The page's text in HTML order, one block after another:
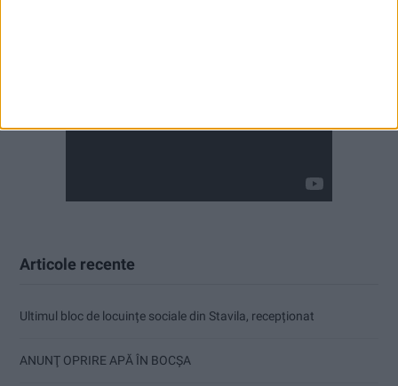
Articole recente
Ultimul bloc de locuințe sociale din Stavila, recepționat
ANUNŢ OPRIRE APĂ ÎN BOCȘA